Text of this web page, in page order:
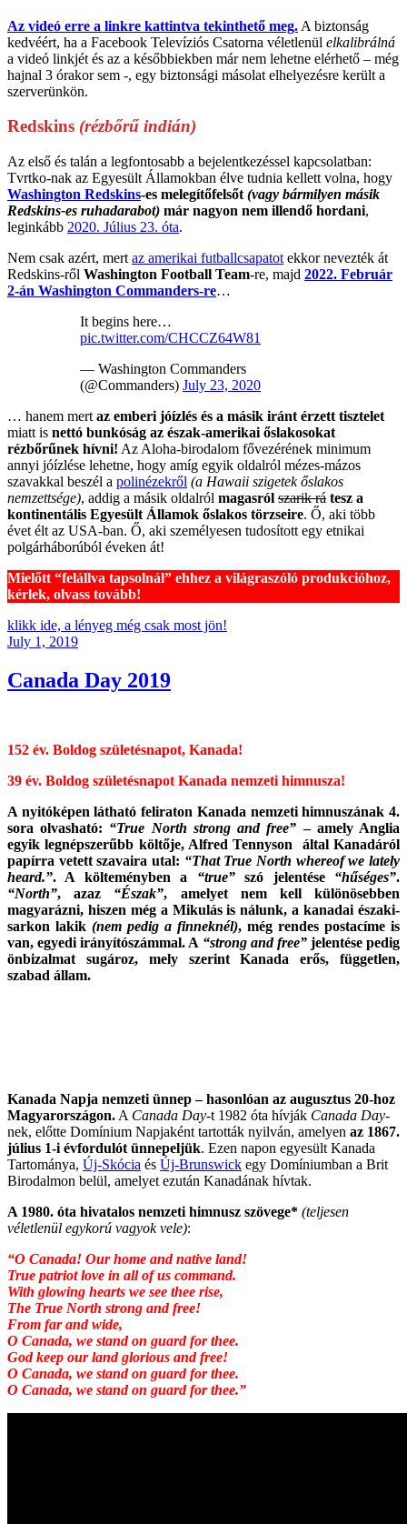
Az videó erre a linkre kattintva tekinthető meg. A biztonság
kedvéért, ha a Facebook Televíziós Csatorna véletlenül elkalibrálná
a videó linkjét és az a későbbiekben már nem lehetne elérhető – még
hajnal 3 órakor sem -, egy biztonsági másolat elhelyezésre került a
szerverünkön.
Redskins (rézbőrű indián)
Az első és talán a legfontosabb a bejelentkezéssel kapcsolatban:
Tvrtko-nak az Egyesült Államokban élve tudnia kellett volna, hogy
Washington Redskins-es melegítőfelsőt (vagy bármilyen másik
Redskins-es ruhadarabot) már nagyon nem illendő hordani,
leginkább 2020. Július 23. óta.
Nem csak azért, mert az amerikai futballcsapatot ekkor nevezték át
Redskins-ről Washington Football Team-re, majd 2022. Február
2-án Washington Commanders-re…
It begins here…
pic.twitter.com/CHCCZ64W81
— Washington Commanders
(@Commanders) July 23, 2020
… hanem mert az emberi jóízlés és a másik iránt érzett tisztelet
miatt is nettó bunkóság az észak-amerikai őslakosokat
rézbőrűnek hívni! Az Aloha-birodalom fővezérének minimum
annyi jóízlése lehetne, hogy amíg egyik oldalról mézes-mázos
szavakkal beszél a polinézekről (a Hawaii szigetek őslakos
nemzettsége), addig a másik oldalról magasról szarik rá tesz a
kontinentális Egyesült Államok őslakos törzseire. Ő, aki több
évet élt az USA-ban. Ő, aki személyesen tudosított egy etnikai
polgárháborúból éveken át!
Mielőtt “felállva tapsolnál” ehhez a világraszóló produkcióhoz,
kérlek, olvass tovább!
klikk ide, a lényeg még csak most jön!
Posted
July 1, 2019
Canada Day 2019
152 év. Boldog születésnapot, Kanada!
39 év. Boldog születésnapot Kanada nemzeti himnusza!
A nyitóképen látható feliraton Kanada nemzeti himnuszának 4.
sora olvasható: “True North strong and free” – amely Anglia
egyik legnépszerűbb költője, Alfred Tennyson által Kanadáról
papírra vetett szavaira utal: “That True North whereof we lately
heard.”. A költeményben a “true”szó jelentése “hűséges”.
“North”, azaz “Észak”, amelyet nem kell különösebben
magyarázni, hiszen még a Mikulás is nálunk, a kanadai északi-
sarkon lakik (nem pedig a finneknél), még rendes postacíme is
van, egyedi irányítószámmal. A “strong and free”jelentése pedig
önbizalmat sugároz, mely szerint Kanada erős, független,
szabad állam.
Kanada Napja nemzeti ünnep – hasonlóan az augusztus 20-hoz
Magyarországon. A Canada Day-t 1982 óta hívják Canada Day-
nek, előtte Domínium Napjaként tartották nyilván, amelyen az 1867.
július 1-i évfordulót ünnepeljük. Ezen napon egyesült Kanada
Tartománya, Új-Skócia és Új-Brunswick egy Domíniumban a Brit
Birodalmon belül, amelyet ezután Kanadának hívtak.
A 1980. óta hivatalos nemzeti himnusz szövege* (teljesen
véletlenül egykorú vagyok vele):
“O Canada! Our home and native land!
True patriot love in all of us command.
With glowing hearts we see thee rise,
The True North strong and free!
From far and wide,
O Canada, we stand on guard for thee.
God keep our land glorious and free!
O Canada, we stand on guard for thee.
O Canada, we stand on guard for thee.”